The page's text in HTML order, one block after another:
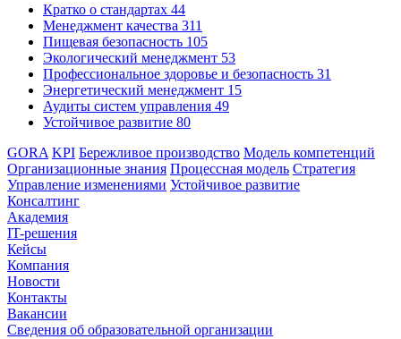
Кратко о стандартах 44
Менеджмент качества 311
Пищевая безопасность 105
Экологический менеджмент 53
Профессиональное здоровье и безопасность 31
Энергетический менеджмент 15
Аудиты систем управления 49
Устойчивое развитие 80
GORA KPI Бережливое производство Модель компетенций
Организационные знания Процессная модель Стратегия
Управление изменениями Устойчивое развитие
Консалтинг
Академия
IT-решения
Кейсы
Компания
Новости
Контакты
Вакансии
Сведения об образовательной организации